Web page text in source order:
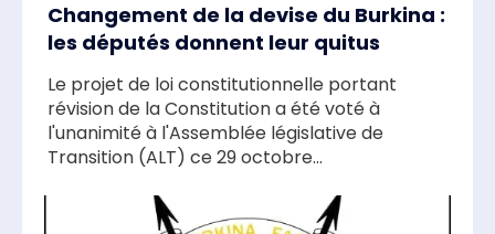
Changement de la devise du Burkina :
les députés donnent leur quitus
Le projet de loi constitutionnelle portant
révision de la Constitution a été voté à
l'unanimité à l'Assemblée législative de
Transition (ALT) ce 29 octobre...